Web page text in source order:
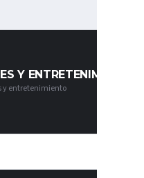
Y ENTRETENIMIENTO
y entretenimiento